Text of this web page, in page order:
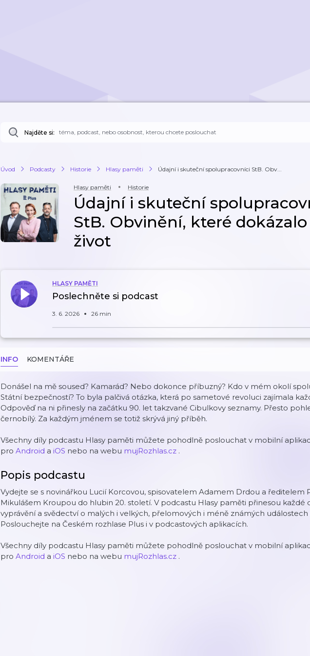
Najděte si:
Úvod Podcasty Historie Hlasy paměti Údajní i skuteční spolupracovníci StB. Obv...
Hlasy paměti Historie
Údajní i skuteční
StB. Obvinění, které
život
HLASY PAMĚTI
Poslechněte si podcast
3. 6. 2026 26 min
INFO KOMENTÁŘE
Donášel na mě soused? Kamarád? Nebo dokonce příbuzný? Kdo v mém okolí
Státní bezpečností? To byla palčivá otázka, která po sametové revoluci zajímala
Odpověď na ni přinesly na začátku 90. let takzvané Cibulkovy seznamy. Přesto
černobílý. Za každým jménem se totiž skrývá jiný příběh.
Všechny díly podcastu Hlasy paměti můžete pohodlně poslouchat v mobilní
pro Android a iOS nebo na webu mujRozhlas.cz .
Popis podcastu
Vydejte se s novinářkou Lucií Korcovou, spisovatelem Adamem Drdou a ředitelem
Mikulášem Kroupou do hlubin 20. století. V podcastu Hlasy paměti přinesou každé
vyprávění a svědectví o malých i velkých, přelomových i méně známých událostech
Poslouchejte na Českém rozhlase Plus i v podcastových aplikacích.
Všechny díly podcastu Hlasy paměti můžete pohodlně poslouchat v mobilní
pro Android a iOS nebo na webu mujRozhlas.cz .